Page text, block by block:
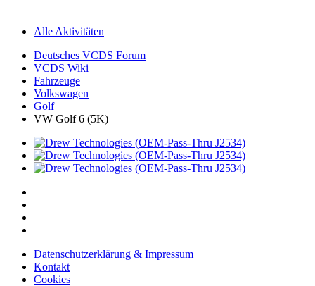
Alle Aktivitäten
Deutsches VCDS Forum
VCDS Wiki
Fahrzeuge
Volkswagen
Golf
VW Golf 6 (5K)
Datenschutzerklärung & Impressum
Kontakt
Cookies